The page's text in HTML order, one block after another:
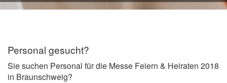
Personal gesucht?
Sie suchen Personal für die Messe Feiern & Heiraten 2018
in Braunschweig?